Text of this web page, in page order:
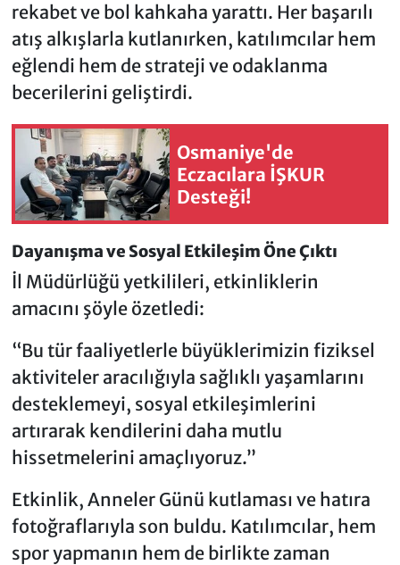
rekabet ve bol kahkaha yarattı. Her başarılı
atış alkışlarla kutlanırken, katılımcılar hem
eğlendi hem de strateji ve odaklanma
becerilerini geliştirdi.
Osmaniye'de
Eczacılara İŞKUR
Desteği!
Dayanışma ve Sosyal Etkileşim Öne Çıktı
İl Müdürlüğü yetkilileri, etkinliklerin
amacını şöyle özetledi:
“Bu tür faaliyetlerle büyüklerimizin fiziksel
aktiviteler aracılığıyla sağlıklı yaşamlarını
desteklemeyi, sosyal etkileşimlerini
artırarak kendilerini daha mutlu
hissetmelerini amaçlıyoruz.”
Etkinlik, Anneler Günü kutlaması ve hatıra
fotoğraflarıyla son buldu. Katılımcılar, hem
spor yapmanın hem de birlikte zaman